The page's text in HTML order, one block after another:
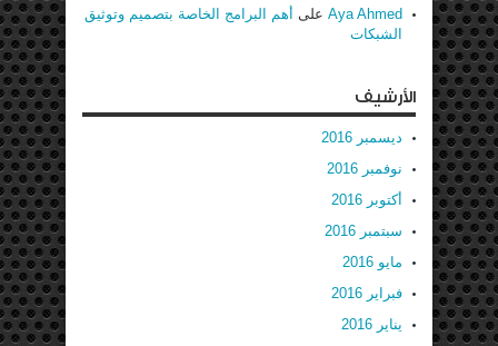
Aya Ahmed على أهم البرامج الخاصة بتصميم وتوثيق
الشبكات
الأرشيف
ديسمبر 2016
نوفمبر 2016
أكتوبر 2016
سبتمبر 2016
مايو 2016
فبراير 2016
يناير 2016